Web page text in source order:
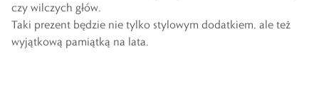
czy wilczych głów.
Taki prezent będzie nie tylko stylowym dodatkiem, ale też
wyjątkową pamiątką na lata.